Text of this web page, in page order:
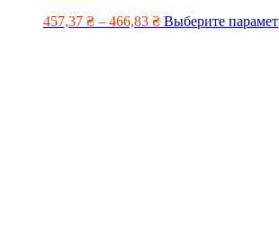
457,37 ₴ – 466,83 ₴ Выберите